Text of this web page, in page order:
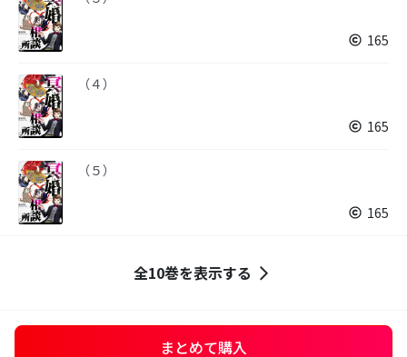
165
（４）
165
（５）
165
全10巻を表示する
まとめて購入